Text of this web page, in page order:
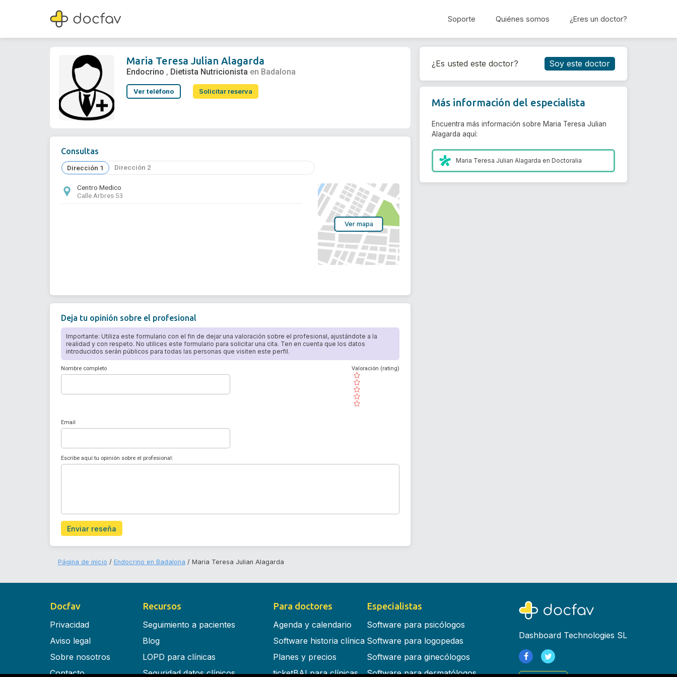
Soporte Quiénes somos ¿Eres un doctor?
Maria Teresa Julian Alagarda
Endocrino,Dietista Nutricionista
Reservar cita
Maria Teresa Julian Alagarda
Endocrino , Dietista Nutricionista en Badalona
Ver teléfono Solicitar reserva
Consultas
Dirección 1 Dirección 2
Centro Medico
Calle Arbres 53
Ver mapa
Deja tu opinión sobre el profesional
Importante: Utiliza este formulario con el fin de dejar una valoración sobre el profesional, ajustándote a la
realidad y con respeto. No utilices este formulario para solicitar una cita. Ten en cuenta que los datos
introducidos serán públicos para todas las personas que visiten este perfil.
Nombre completo
( )
( )
( )
( )
( )
Valoración (rating)
Email
Escribe aquí tu opinión sobre el profesional:
Enviar reseña
¿Es usted este doctor? Soy este doctor
Más información del especialista
Encuentra más información sobre Maria Teresa Julian
Alagarda aquí:
Maria Teresa Julian Alagarda enDoctoralia
Página de inicio Endocrino en Badalona Maria Teresa Julian Alagarda
Docfav
Privacidad
Aviso legal
Sobre nosotros
Contacto
Recursos
Seguimiento a pacientes
Blog
LOPD para clínicas
Seguridad datos clínicos
Para doctores
Agenda y calendario
Software historia clínica
Planes y precios
ticketBAI para clínicas
Especialistas
Software para psicólogos
Software para logopedas
Software para ginecólogos
Software para dermatólogos
Dashboard Technologies SL